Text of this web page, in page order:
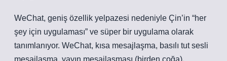
WeChat, geniş özellik yelpazesi nedeniyle Çin’in “her
şey için uygulaması” ve süper bir uygulama olarak
tanımlanıyor. WeChat, kısa mesajlaşma, basılı tut sesli
mesajlaşma, yayın mesajlaşması (birden çoğa),